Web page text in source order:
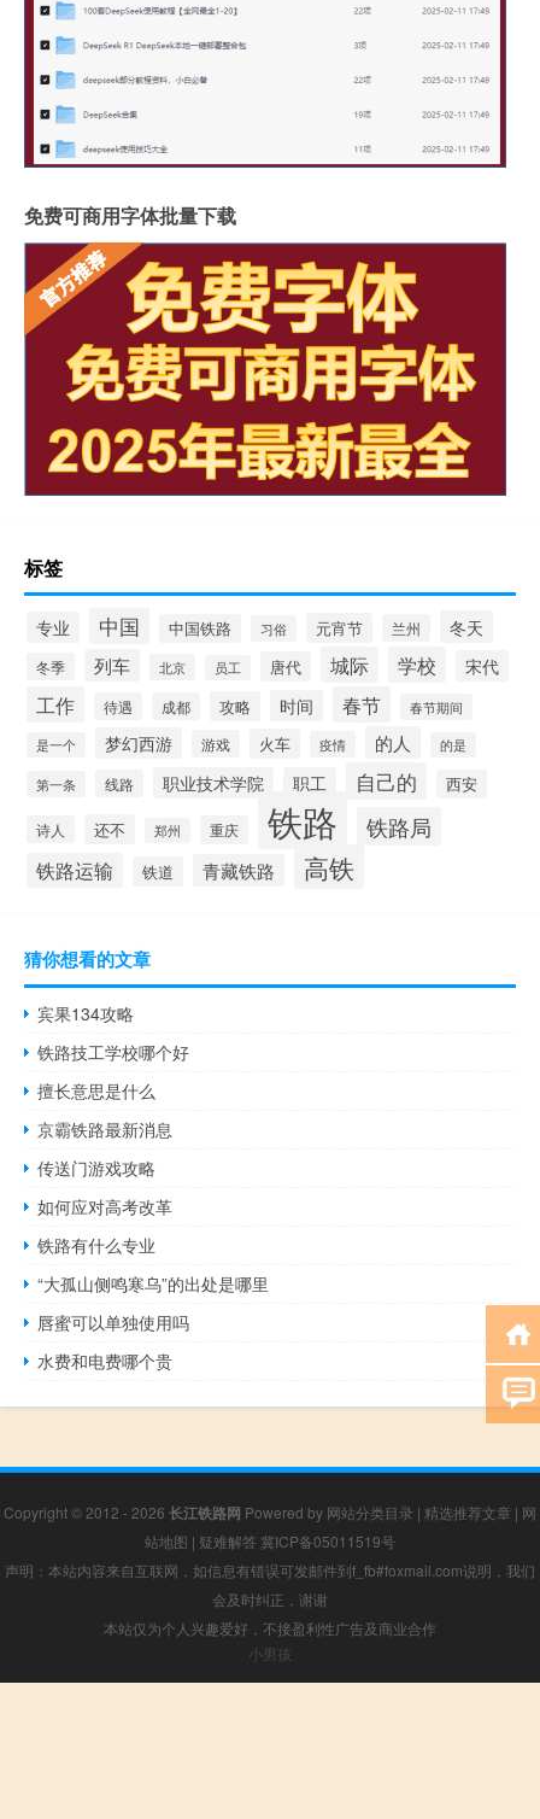
免费可商用字体批量下载
标签
专业 中国 中国铁路 习俗 元宵节 兰州 冬天
冬季 列车 北京 员工 唐代 城际 学校 宋代
工作 待遇 成都 攻略 时间 春节 春节期间
是一个 梦幻西游 游戏 火车 疫情 的人 的是
第一条 线路 职业技术学院 职工 自己的 西安
诗人 还不 郑州 重庆 铁路 铁路局
铁路运输 铁道 青藏铁路 高铁
猜你想看的文章
宾果134攻略
铁路技工学校哪个好
擅长意思是什么
京霸铁路最新消息
传送门游戏攻略
如何应对高考改革
铁路有什么专业
“大孤山侧鸣寒乌”的出处是哪里
唇蜜可以单独使用吗
水费和电费哪个贵
Copyright © 2012 - 2026 长江铁路网 Powered by 网站分类目录 | 精选推荐文章 | 网
站地图 | 疑难解答 冀ICP备05011519号
声明：本站内容来自互联网，如信息有错误可发邮件到f_fb#foxmail.com说明，我们
会及时纠正，谢谢
本站仅为个人兴趣爱好，不接盈利性广告及商业合作
小男孩